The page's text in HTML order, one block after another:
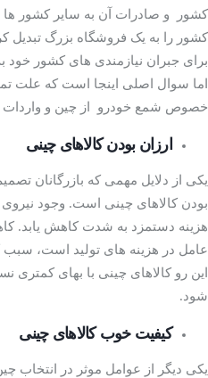
کشور و صادرات آن به سایر کشور
کشور را به یک فروشگاه بزرگ تبدیل
برای جبران نیازمندی های کشور خود
اما سوال اصلی اینجا است که علت
خصوص شمع خودرو از چین و
ارزان بودن کالاهای چینی
یکی از دلایل مهمی که بازرگانان
بودن کالاهای چینی است. وجود
هزینه دستمزد به شدت کاهش یابد.
عامل در هزینه های تولید است،
این رو کالاهای چینی با بهای کمتری
شود.
کیفیت خوب کالاهای چینی
یکی دیگر از عوامل موثر در انتخاب